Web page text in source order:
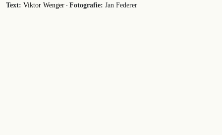
Text: Viktor Wenger · Fotografie: Jan Federer